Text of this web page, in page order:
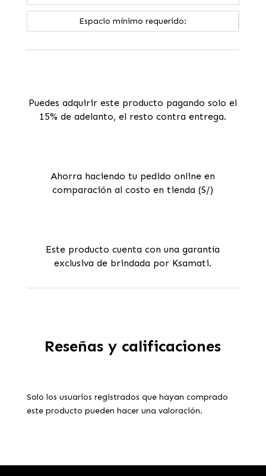
Espacio mínimo requerido:
Puedes adquirir este producto pagando solo el
15% de adelanto, el resto contra entrega.
Ahorra haciendo tu pedido online en
comparación al costo en tienda (S/)
Este producto cuenta con una garantía
exclusiva de brindada por Ksamati.
Reseñas y calificaciones
Solo los usuarios registrados que hayan comprado
este producto pueden hacer una valoración.